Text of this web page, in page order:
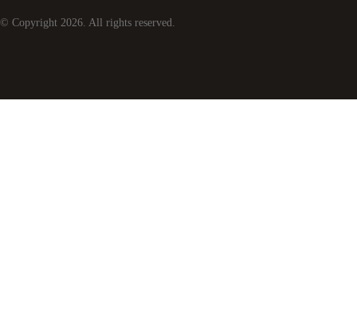
© Copyright 2026. All rights reserved.